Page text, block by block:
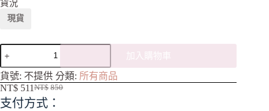
貨況
現貨
加入購物車
A
l
t
e
貨號: 不提供 分類: 所有商品
NT$ 850
NT$ 511
支付方式：